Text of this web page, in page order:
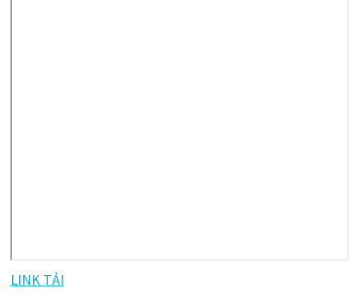
LINK TẢI